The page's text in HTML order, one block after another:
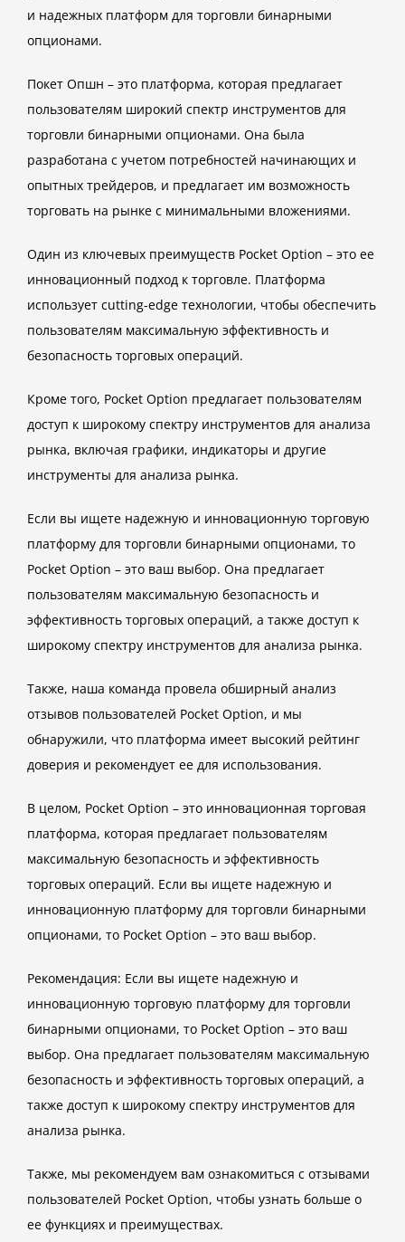
и надежных платформ для торговли бинарными
опционами.
Покет Опшн – это платформа, которая предлагает
пользователям широкий спектр инструментов для
торговли бинарными опционами. Она была
разработана с учетом потребностей начинающих и
опытных трейдеров, и предлагает им возможность
торговать на рынке с минимальными вложениями.
Один из ключевых преимуществ Pocket Option – это ее
инновационный подход к торговле. Платформа
использует cutting-edge технологии, чтобы обеспечить
пользователям максимальную эффективность и
безопасность торговых операций.
Кроме того, Pocket Option предлагает пользователям
доступ к широкому спектру инструментов для анализа
рынка, включая графики, индикаторы и другие
инструменты для анализа рынка.
Если вы ищете надежную и инновационную торговую
платформу для торговли бинарными опционами, то
Pocket Option – это ваш выбор. Она предлагает
пользователям максимальную безопасность и
эффективность торговых операций, а также доступ к
широкому спектру инструментов для анализа рынка.
Также, наша команда провела обширный анализ
отзывов пользователей Pocket Option, и мы
обнаружили, что платформа имеет высокий рейтинг
доверия и рекомендует ее для использования.
В целом, Pocket Option – это инновационная торговая
платформа, которая предлагает пользователям
максимальную безопасность и эффективность
торговых операций. Если вы ищете надежную и
инновационную платформу для торговли бинарными
опционами, то Pocket Option – это ваш выбор.
Рекомендация: Если вы ищете надежную и
инновационную торговую платформу для торговли
бинарными опционами, то Pocket Option – это ваш
выбор. Она предлагает пользователям максимальную
безопасность и эффективность торговых операций, а
также доступ к широкому спектру инструментов для
анализа рынка.
Также, мы рекомендуем вам ознакомиться с отзывами
пользователей Pocket Option, чтобы узнать больше о
ее функциях и преимуществах.